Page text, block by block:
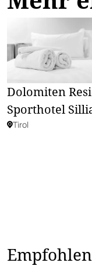
Dolomiten
Sporthotel
Tirol